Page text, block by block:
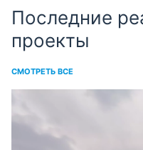
Последние
проекты
СМОТРЕТЬ ВСЕ